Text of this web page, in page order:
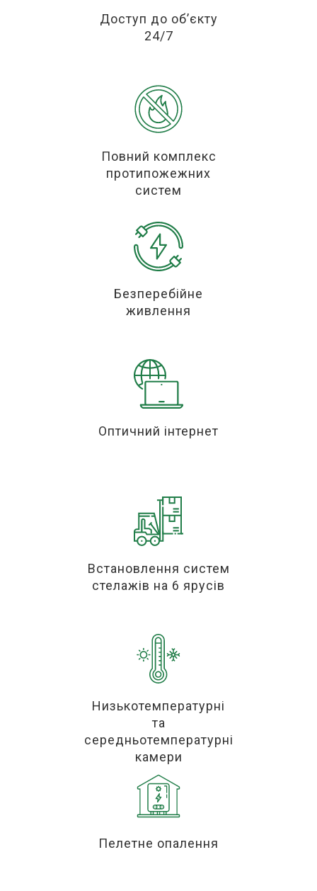
Доступ до об’єкту
24/7
Повний комплекс
протипожежних
систем
Безперебійне
живлення
Оптичний інтернет
Встановлення систем
стелажів на 6 ярусів
Низькотемпературні
та
середньотемпературні
камери
Пелетне опалення